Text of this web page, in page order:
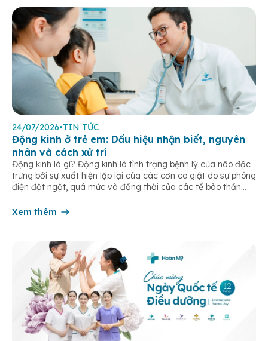
24/07/2026•TIN TỨC
Động kinh ở trẻ em: Dấu hiệu nhận biết, nguyên
nhân và cách xử trí
Động kinh là gì? Động kinh là tình trạng bệnh lý của não đặc
trưng bởi sự xuất hiện lặp lại của các cơn co giật do sự phóng
điện đột ngột, quá mức và đồng thời của các tế bào thần
Xem thêm